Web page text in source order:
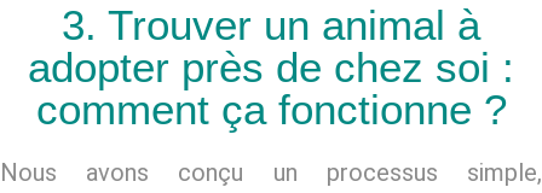
3. Trouver un animal à
adopter près de chez soi :
comment ça fonctionne ?
Nous avons conçu un processus simple,